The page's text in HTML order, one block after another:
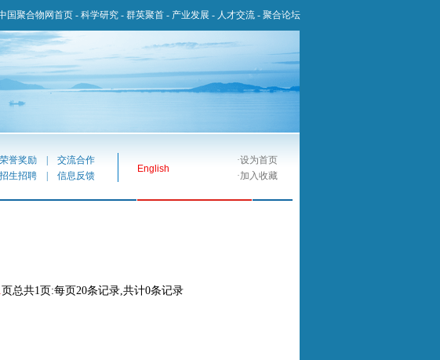
国聚合物网首页 - 科学研究 - 群英聚首 - 产业发展 - 人才交流 - 聚合论坛
荣誉奖励 交流合作
English
·设为首页
招生招聘 信息反馈 ·加入收藏
页总共1页:每页20条记录,共计0条记录